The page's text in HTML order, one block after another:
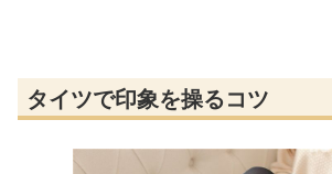
タイツで印象を操るコツ